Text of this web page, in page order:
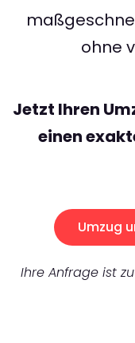
ohne
Jetzt Ihren
einen
Umzug
Ihre Anfrage ist